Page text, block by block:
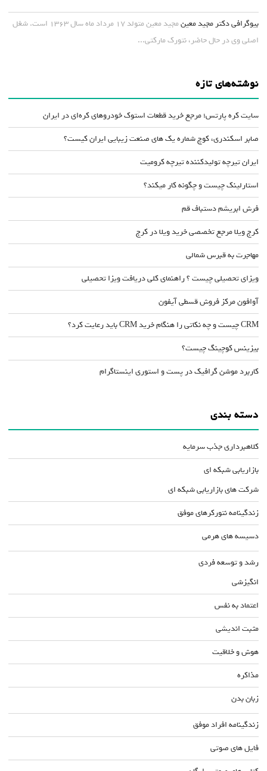
بیوگرافی دکتر مجید معین
مجید معین متولد ۱۷ مرداد ماه سال ۱۳۶۳ است. شغل
اصلی وی در حال حاضر، نتورک مارکتی...
نوشته‌های تازه
سایت کره پارتس؛ مرجع خرید قطعات استوک خودروهای کره‌ای در ایران
صابر اسکندری، کوچ شماره یک های صنعت زیبایی ایران کیست؟
ایران تیرچه تولیدکننده تیرچه کرومیت
استارلینک چیست و چگونه کار میکند؟
فرش ابریشم دستباف قم
کرج ویلا مرجع تخصصی خرید ویلا در کرج
مهاجرت به قبرس شمالی
ویزای تحصیلی چیست ؟ راهنمای کلی دریافت ویزا تحصیلی
آوافون مرکز فروش قسطی آیفون
CRM چیست و چه نکاتی را هنگام خرید CRM باید رعایت کرد؟
بیزینس کوچینگ چیست؟
کاربرد موشن گرافیک در پست و استوری اینستاگرام
دسته بندی
کلاهبرداری جذب سرمایه
بازاریابی شبکه ای
شرکت های بازاریابی شبکه ای
زندگینامه نتورکرهای موفق
دسیسه های هرمی
رشد و توسعه فردی
انگیزشی
اعتماد به نفس
مثبت اندیشی
هوش و خلاقیت
مذاکره
زبان بدن
زندگینامه افراد موفق
فایل های صوتی